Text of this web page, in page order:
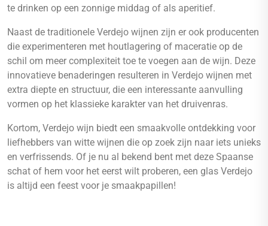
te drinken op een zonnige middag of als aperitief.
Naast de traditionele Verdejo wijnen zijn er ook producenten
die experimenteren met houtlagering of maceratie op de
schil om meer complexiteit toe te voegen aan de wijn. Deze
innovatieve benaderingen resulteren in Verdejo wijnen met
extra diepte en structuur, die een interessante aanvulling
vormen op het klassieke karakter van het druivenras.
Kortom, Verdejo wijn biedt een smaakvolle ontdekking voor
liefhebbers van witte wijnen die op zoek zijn naar iets unieks
en verfrissends. Of je nu al bekend bent met deze Spaanse
schat of hem voor het eerst wilt proberen, een glas Verdejo
is altijd een feest voor je smaakpapillen!